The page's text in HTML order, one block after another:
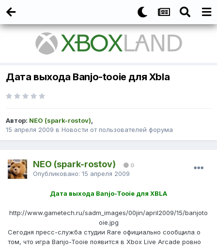
Дата выхода Banjo-tooie для Xbla
Автор: NEO (spark-rostov),
15 апреля 2009 в Новости от пользователей форума
NEO (spark-rostov) 0
Опубликовано: 15 апреля 2009
Дата выхода Banjo-Tooie для XBLA
http://www.gametech.ru/sadm_images/00jin/april2009/15/banjoto
oie.jpg
Сегодня пресс-служба студии Rare официально сообщила о
том, что игра Banjo-Tooie появится в Xbox Live Arcade ровно